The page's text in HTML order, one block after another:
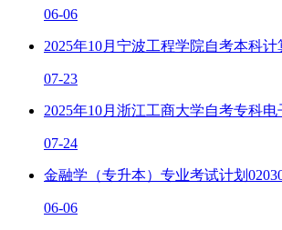
06-06
2025年10月宁波工程学院自考本科
07-23
2025年10月浙江工商大学自考专科
07-24
金融学（专升本）专业考试计划
06-06